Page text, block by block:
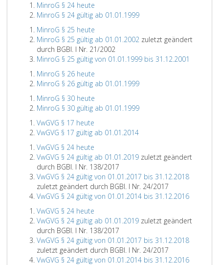
MinroG § 24 heute
MinroG § 24 gültig ab 01.01.1999
MinroG § 25 heute
MinroG § 25 gültig ab 01.01.2002 zuletzt geändert
durch BGBl. I Nr. 21/2002
MinroG § 25 gültig von 01.01.1999 bis 31.12.2001
MinroG § 26 heute
MinroG § 26 gültig ab 01.01.1999
MinroG § 30 heute
MinroG § 30 gültig ab 01.01.1999
VwGVG § 17 heute
VwGVG § 17 gültig ab 01.01.2014
VwGVG § 24 heute
VwGVG § 24 gültig ab 01.01.2019 zuletzt geändert
durch BGBl. I Nr. 138/2017
VwGVG § 24 gültig von 01.01.2017 bis 31.12.2018
zuletzt geändert durch BGBl. I Nr. 24/2017
VwGVG § 24 gültig von 01.01.2014 bis 31.12.2016
VwGVG § 24 heute
VwGVG § 24 gültig ab 01.01.2019 zuletzt geändert
durch BGBl. I Nr. 138/2017
VwGVG § 24 gültig von 01.01.2017 bis 31.12.2018
zuletzt geändert durch BGBl. I Nr. 24/2017
VwGVG § 24 gültig von 01.01.2014 bis 31.12.2016